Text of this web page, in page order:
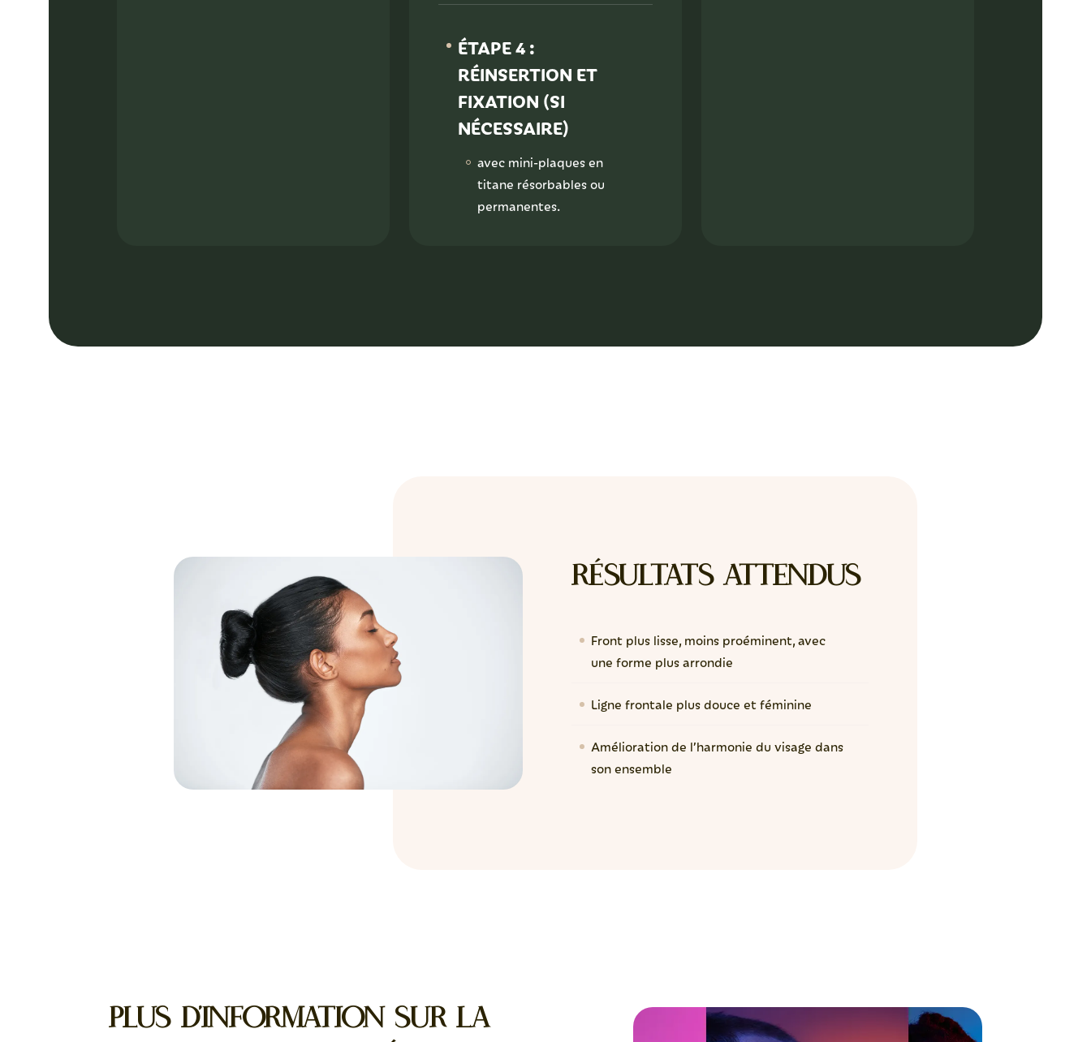
ÉTAPE 4 :
RÉINSERTION ET
FIXATION (SI
NÉCESSAIRE)
avec mini-plaques en
titane résorbables ou
permanentes.
Résultats attendus
Front plus lisse, moins proéminent, avec
une forme plus arrondie
Ligne frontale plus douce et féminine
Amélioration de l’harmonie du visage dans
son ensemble
Plus d'information sur la